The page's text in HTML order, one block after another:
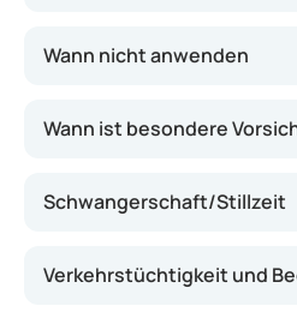
Wann nicht anwenden
Wann ist besondere
Schwangerschaft/Stillzeit
Verkehrstüchtigkeit und